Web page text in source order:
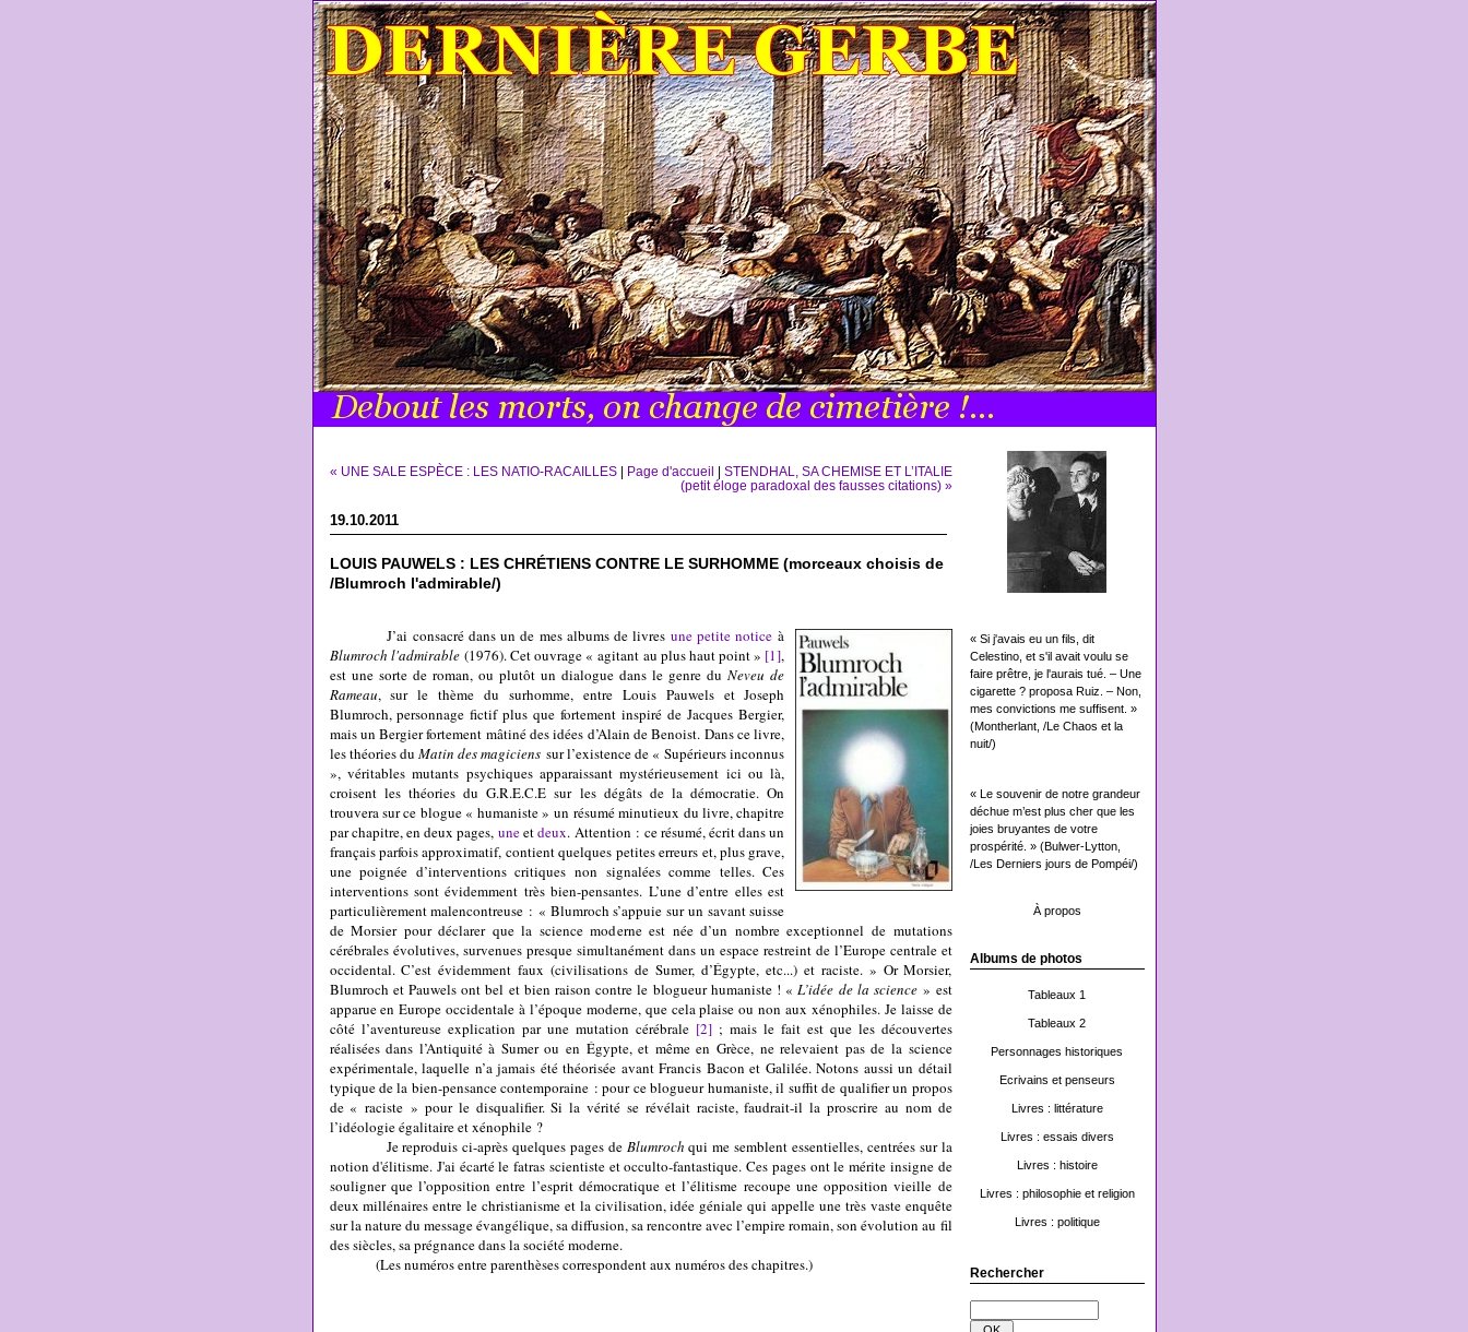
« Si j'avais eu un fils, dit
Celestino, et s'il avait voulu se
faire prêtre, je l'aurais tué. – Une
cigarette ? proposa Ruiz. – Non,
mes convictions me suffisent. »
(Montherlant, /Le Chaos et la
nuit/)
« Le souvenir de notre grandeur
déchue m’est plus cher que les
joies bruyantes de votre
prospérité. » (Bulwer-Lytton,
/Les Derniers jours de Pompéi/)
À propos
Albums de photos
Tableaux 1
Tableaux 2
Personnages historiques
Ecrivains et penseurs
Livres : littérature
Livres : essais divers
Livres : histoire
Livres : philosophie et religion
Livres : politique
Rechercher
« UNE SALE ESPÈCE : LES NATIO-RACAILLES| Page d'accueil | STENDHAL, SA CHEMISE ET L’ITALIE
(petit éloge paradoxal des fausses citations) »
19.10.2011
LOUIS PAUWELS : LES CHRÉTIENS CONTRE LE SURHOMME (morceaux choisis de
/Blumroch l'admirable/)
J’ai consacré dans un de mes albums de livres une petite notice à
Blumroch l'admirable(1976). Cet ouvrage « agitant au plus haut point » [1],
est une sorte de roman, ou plutôt un dialogue dans le genre duNeveu de
Rameau, sur le thème du surhomme, entre Louis Pauwels et Joseph
Blumroch, personnage fictif plus que fortement inspiré de Jacques Bergier,
mais un Bergier fortement mâtiné des idées d’Alain de Benoist. Dans ce livre,
les théories duMatin des magiciens sur l’existence de « Supérieurs inconnus
», véritables mutants psychiques apparaissant mystérieusement ici ou là,
croisent les théories du G.R.E.C.E sur les dégâts de la démocratie. On
trouvera sur ce blogue « humaniste » un résumé minutieux du livre, chapitre
par chapitre, en deux pages, uneetdeux.Attention : ce résumé, écrit dans un
français parfois approximatif, contient quelques petites erreurs et, plus grave,
une poignée d’interventions critiques non signalées comme telles. Ces
interventions sont évidemment très bien-pensantes. L’une d’entre elles est
particulièrement malencontreuse : « Blumroch s’appuie sur un savant suisse
de Morsier pour déclarer que la science moderne est née d’un nombre exceptionnel de mutations
cérébrales évolutives, survenues presque simultanément dans un espace restreint de l’Europe centrale et
occidental. C’est évidemment faux (civilisations de Sumer, d’Égypte, etc...) et raciste. » Or Morsier,
Blumroch et Pauwels ont bel et bien raison contre le blogueur humaniste ! «L’idée de la science» est
apparue en Europe occidentale à l’époque moderne, que cela plaise ou non aux xénophiles. Je laisse de
côté l’aventureuse explication par une mutation cérébrale [2]; mais le fait est que les découvertes
réalisées dans l’Antiquité à Sumer ou en Égypte, et même en Grèce, ne relevaient pas de la science
expérimentale, laquelle n’a jamais été théorisée avant Francis Bacon et Galilée. Notons aussi un détail
typique de la bien-pensance contemporaine : pour ce blogueur humaniste, il suffit de qualifier un propos
de « raciste » pour le disqualifier. Si la vérité se révélait raciste, faudrait-il la proscrire au nom de
l’idéologie égalitaire et xénophile ?
Je reproduis ci-après quelques pages de Blumroch qui me semblent essentielles, centrées sur la
notion d'élitisme. J'ai écarté le fatras scientiste et occulto-fantastique. Ces pages ont le mérite insigne de
souligner que l’opposition entre l’esprit démocratique et l’élitisme recoupe une opposition vieille de
deux millénaires entre le christianisme et la civilisation, idée géniale qui appelle une très vaste enquête
sur la nature du message évangélique, sa diffusion, sa rencontre avec l’empire romain, son évolution au fil
des siècles, sa prégnance dans la société moderne.
(Les numéros entre parenthèses correspondent aux numéros des chapitres.)